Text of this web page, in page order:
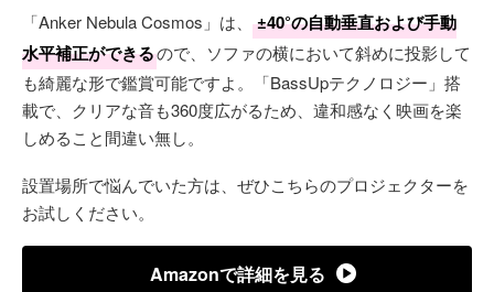
「Anker Nebula Cosmos」は、
±40°の自動垂直および手動
水平補正ができるので、ソファの横において斜めに投影して
も綺麗な形で鑑賞可能ですよ。「BassUpテクノロジー」搭
載で、クリアな音も360度広がるため、違和感なく映画を楽
しめること間違い無し。
設置場所で悩んでいた方は、ぜひこちらのプロジェクターを
お試しください。
Amazonで詳細を見る